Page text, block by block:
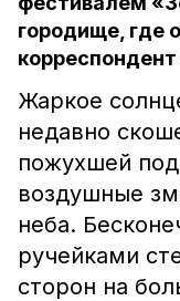
городище, где
Жаркое
недавно
пожухшей
воздушные
неба.
ручейками
сторон на